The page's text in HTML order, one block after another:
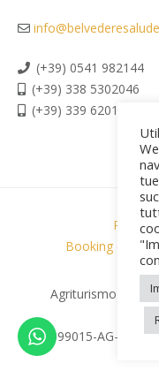
(+39) 0541 982144
(+39) 338 5302046
(+39) 339 6201267
Agriturismo
CIR:099015-AG-
Privacy
Booking